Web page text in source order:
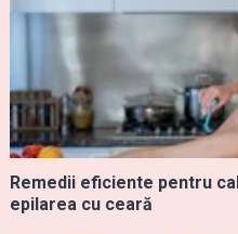
Remedii eficiente pentru
epilarea cu ceară